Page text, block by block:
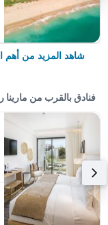
شاهد المزيد من أهم
فنادق بالقرب من مارينا